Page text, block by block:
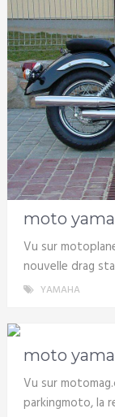
moto
Vu sur
nouvelle drag
YAMAHA
moto
Vu sur
parkingmoto, la